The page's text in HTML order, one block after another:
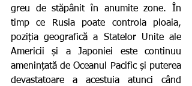
greu de stăpânit în anumite zone. În
timp ce Rusia poate controla ploaia,
poziția geografică a Statelor Unite ale
Americii și a Japoniei este continuu
amenințată de Oceanul Pacific și puterea
devastatoare a acestuia atunci când